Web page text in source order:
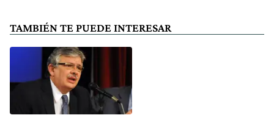
TAMBIÉN TE PUEDE INTERESAR